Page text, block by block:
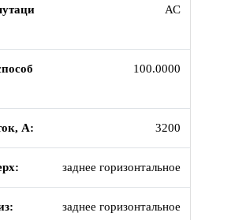
АС
100.0000
А: 3200
заднее горизонтальное
заднее горизонтальное